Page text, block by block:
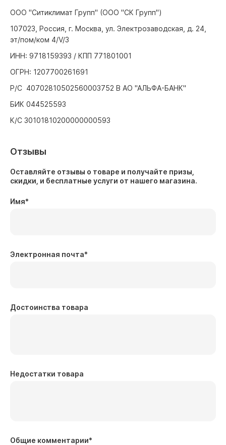
ООО "Ситиклимат Групп" (ООО "СК Групп")
107023, Россия, г. Москва, ул. Электрозаводская, д. 24,
эт/пом/ком 4/V/3
ИНН: 9718159393 / КПП 771801001
ОГРН: 1207700261691
Р/С 40702810502560003752 В АО "АЛЬФА-БАНК"
БИК 044525593
К/С 30101810200000000593
Отзывы
Оставляйте отзывы о товаре и получайте призы,
скидки, и бесплатные услуги от нашего магазина.
Имя*
Электронная почта*
Достоинства товара
Недостатки товара
Общие комментарии*